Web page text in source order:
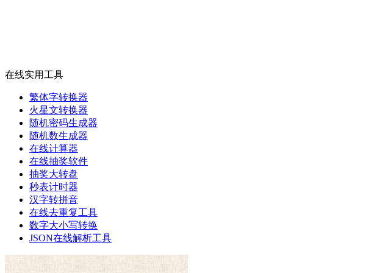
在线实用工具
繁体字转换器
火星文转换器
随机密码生成器
随机数生成器
在线计算器
在线抽奖软件
抽奖大转盘
秒表计时器
汉字转拼音
在线去重复工具
数字大小写转换
JSON在线解析工具